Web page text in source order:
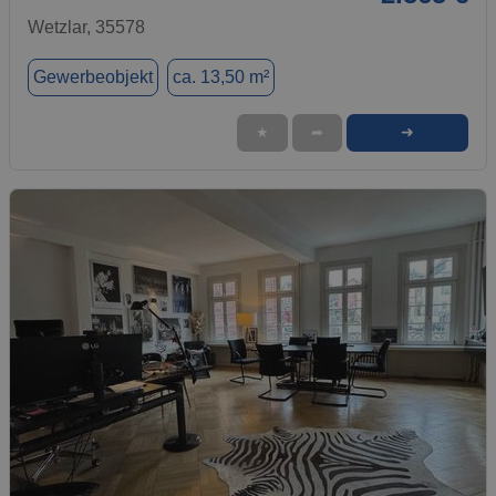
Wetzlar, 35578
Gewerbeobjekt ca. 13,50 m²
★ ➦ ➜
1 / 11